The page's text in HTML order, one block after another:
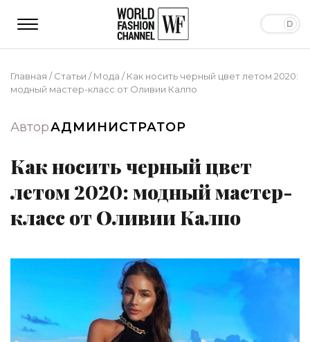
Главная /Статьи /Мода /Как носить черный цвет летом 2020:
модный мастер-класс от Оливии Калпо
АвторАДМИНИСТРАТОР
Как носить черный цвет
летом 2020: модный мастер-
класс от Оливии Калпо